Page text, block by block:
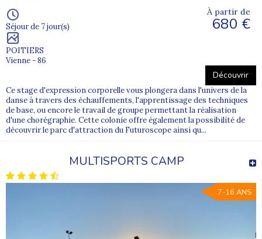
Séjour de 7 jour(s)
POITIERS
Vienne - 86
À partir de
680 €
Découvrir
Ce stage d'expression corporelle vous plongera dans l'univers de la
danse à travers des échauffements, l'apprentissage des techniques
de base, ou encore le travail de groupe permettant la réalisation
d'une chorégraphie. Cette colonie offre également la possibilité de
découvrir le parc d'attraction du Futuroscope ainsi qu...
MULTISPORTS CAMP
7-16 ANS